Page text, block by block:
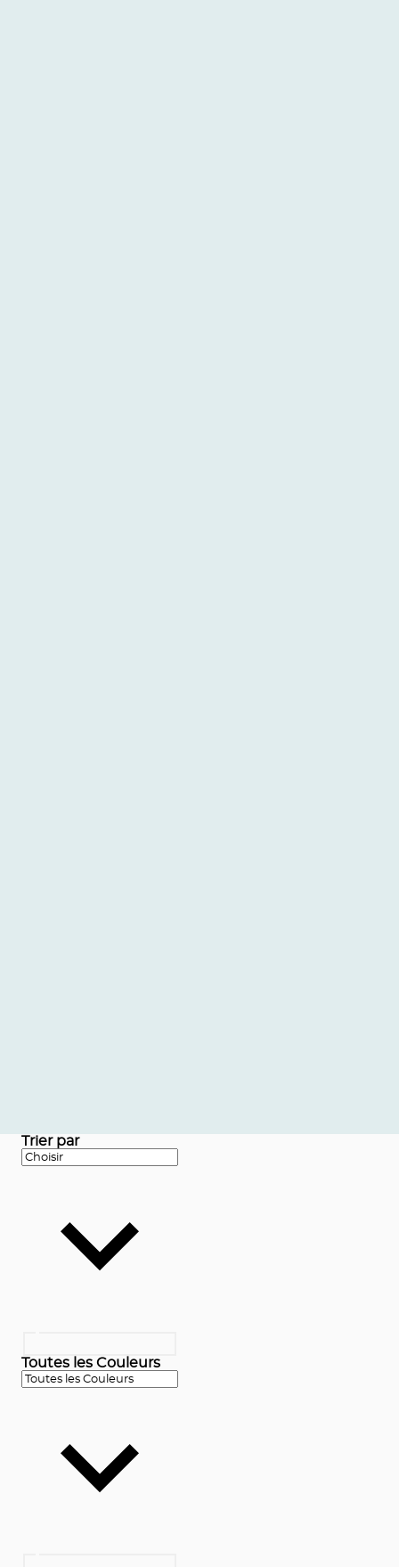
Trier par
Toutes les Couleurs